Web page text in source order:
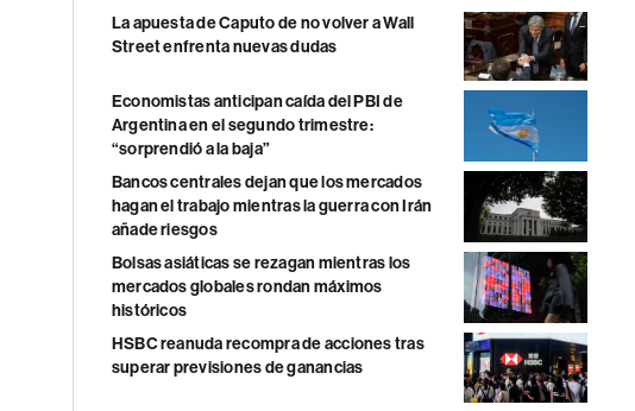
La apuesta de Caputo de no volver a Wall
Street enfrenta nuevas dudas
Economistas anticipan caída del PBI de
Argentina en el segundo trimestre:
“sorprendió a la baja”
Bancos centrales dejan que los mercados
hagan el trabajo mientras la guerra con Irán
añade riesgos
Bolsas asiáticas se rezagan mientras los
mercados globales rondan máximos
históricos
HSBC reanuda recompra de acciones tras
superar previsiones de ganancias